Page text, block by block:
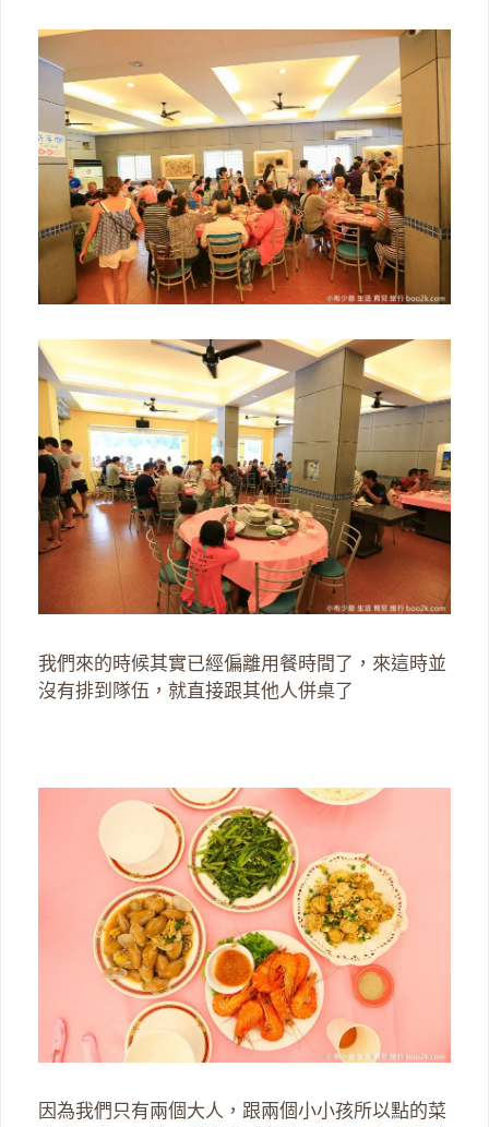
我們來的時候其實已經偏離用餐時間了，來這時並
沒有排到隊伍，就直接跟其他人併桌了
因為我們只有兩個大人，跟兩個小小孩所以點的菜